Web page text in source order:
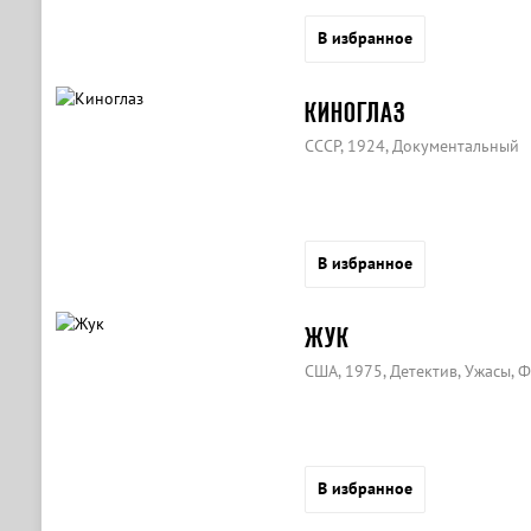
В избранное
КИНОГЛАЗ
СССР, 1924, Документальный
В избранное
ЖУК
США, 1975, Детектив, Ужасы,
В избранное